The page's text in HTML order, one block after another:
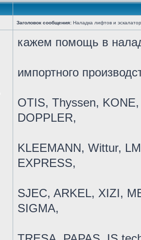
Заголовок сообщения: Наладка лифтов и
кажем помощь в
импортного
OTIS, Thyssen,
DOPPLER,
KLEEMANN, Wittur,
EXPRESS,
SJEC, ARKEL, XIZI,
SIGMA,